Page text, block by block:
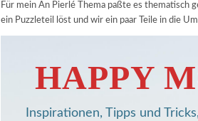
Für mein An Pierlé Thema paßte es thematisch
ein Puzzleteil löst und wir ein paar Teile in die
HAPPY
Inspirationen, Tipps und